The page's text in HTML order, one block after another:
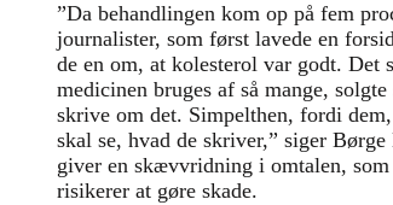
”Da behandlingen kom op på fem
journalister, som først lavede en
de en om, at kolesterol var godt. Det
medicinen bruges af så mange,
skrive om det. Simpelthen, fordi
skal se, hvad de skriver,” siger
giver en skævvridning i omtalen,
risikerer at gøre skade.